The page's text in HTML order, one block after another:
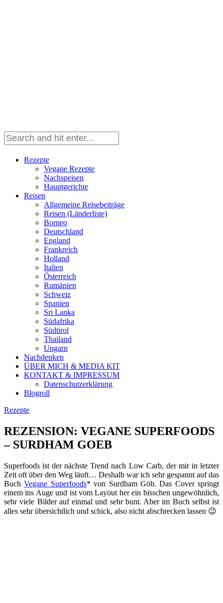
Rezepte
Vegane Rezepte
Nachspeisen
Hauptgerichte
Reisen
Allgemeine Reisebeiträge
Reisen (Länderliste)
Borneo
Deutschland
England
Frankreich
Holland
Italien
Österreich
Rumänien
Schweiz
Spanien
Sri Lanka
Südafrika
Südtirol
Thailand
Ungarn
Nachdenken
ÜBER MICH & MEDIA KIT
KONTAKT & IMPRESSUM
Datenschutzerklärung
Blogroll
Rezepte
REZENSION: VEGANE SUPERFOODS
– SURDHAM GOEB
Superfoods ist der nächste Trend nach Low Carb, der mir in letzter
Zeit oft über den Weg läuft… Deshalb war ich sehr gespannt auf das
BuchVegane Superfoods* von Surdham Göb. Das Cover springt
einem ins Auge und ist vom Layout her ein bisschen ungewöhnlich,
sehr viele Bilder auf einmal und sehr bunt. Aber im Buch selbst ist
alles sehr übersichtlich und schick, also nicht abschrecken lassen 😉